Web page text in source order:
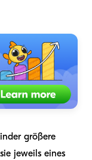
größere
jeweils eines